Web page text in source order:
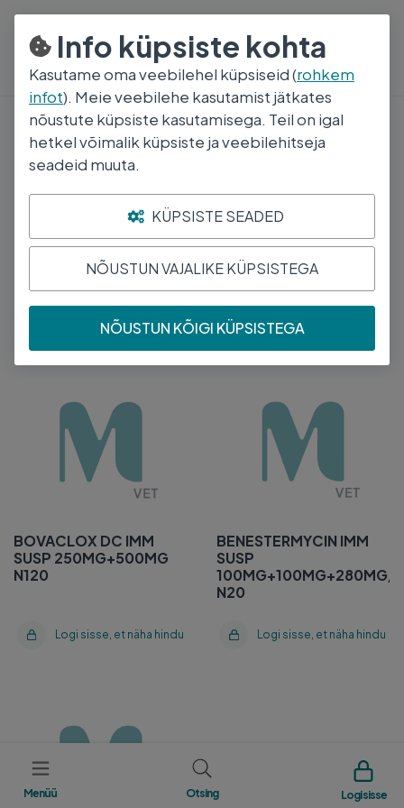
E-R 8:30-17:00
Menüü Otsing Logi sisse
Antibakteriaalsed Ained Intramammaarseks Kasutamiseks
Beetalaktaamantibiootikumide,Penitsilliinide
Kombinatsioonid Teiste Antibakteria
Bränd Tootja Toimeaine
toodet
BOVACLOX DC IMM
SUSP 250MG+500MG
N120
Logi sisse, et näha hindu
100MG+100MG+280MG/
BENESTERMYCIN IMM
SUSP
100MG+100MG+280MG/
N20
Logi sisse, et näha hindu
(3G) N24
Info küpsiste kohta
Kasutame oma veebilehel küpsiseid (rohkem
infot). Meie veebilehe kasutamist jätkates
nõustute küpsiste kasutamisega. Teil on igal
hetkel võimalik küpsiste ja veebilehitseja
seadeid muuta.
KÜPSISTE SEADED
NÕUSTUN VAJALIKE KÜPSISTEGA
NÕUSTUN KÕIGI KÜPSISTEGA